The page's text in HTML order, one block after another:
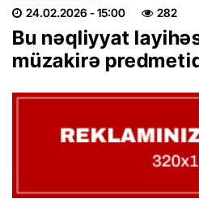
24.02.2026 - 15:00 282
Bu nəqliyyat
müzakirə